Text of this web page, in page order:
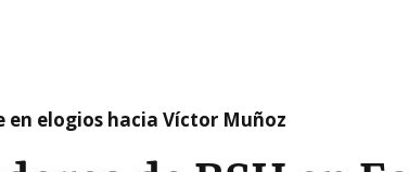
en elogios hacia Víctor Muñoz